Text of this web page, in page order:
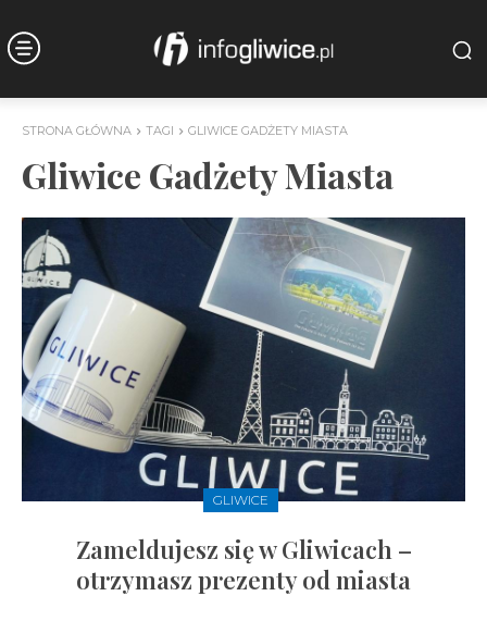
STRONA GŁÓWNA TAGI GLIWICE GADŻETY MIASTA
Gliwice Gadżety Miasta
GLIWICE
Zameldujesz się w Gliwicach –
otrzymasz prezenty od miasta